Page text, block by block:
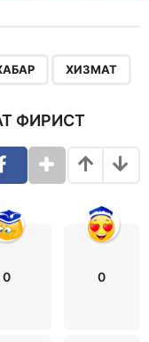
ХИЗМАТ
ФИРИСТ
0 0